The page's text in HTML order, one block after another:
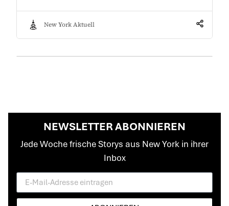
New York Aktuell
NEWSLETTER ABONNIEREN
Jede Woche frische Storys aus New York in ihrer
Inbox